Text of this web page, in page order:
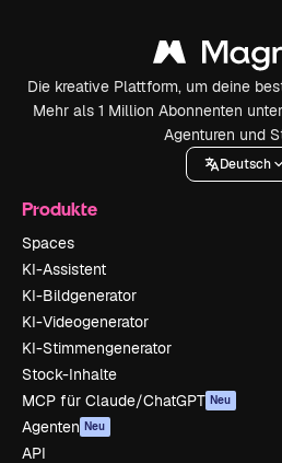
Die kreative Plattform, um deine
Mehr als 1 Million Abonnenten
Agenturen und
Deutsch
Produkte
Spaces
KI-Assistent
KI-Bildgenerator
KI-Videogenerator
KI-Stimmengenerator
Stock-Inhalte
MCP für Claude/ChatGPT Neu
Agenten Neu
API